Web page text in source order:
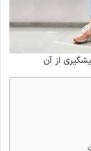
از آن